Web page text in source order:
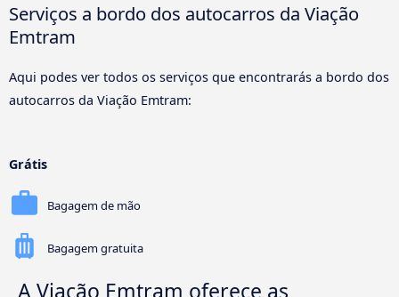
Serviços a bordo dos autocarros da Viação
Emtram
Aqui podes ver todos os serviços que encontrarás a bordo dos
autocarros da Viação Emtram:
Grátis
Bagagem de mão
Bagagem gratuita
A Viação Emtram oferece as